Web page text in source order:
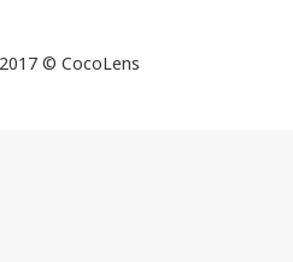
© CocoLens